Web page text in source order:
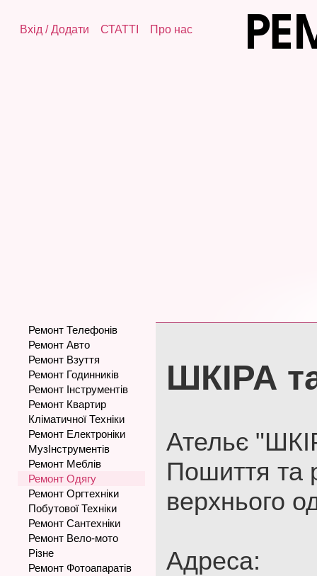
Вхід /Додати СТАТТІ Про нас
Ремонт Телефонів
Ремонт Авто
Ремонт Взуття
Ремонт Годинників
Ремонт Інструментів
Ремонт Квартир
Кліматичної Техніки
Ремонт Електроніки
МузІнструментів
Ремонт Меблів
Ремонт Одягу
Ремонт Оргтехніки
Побутової Техніки
Ремонт Сантехніки
Ремонт Вело-мото
Різне
Ремонт Фотоапаратів
ШКІРА
Ательє
Пошиття та
верхнього
Адреса: